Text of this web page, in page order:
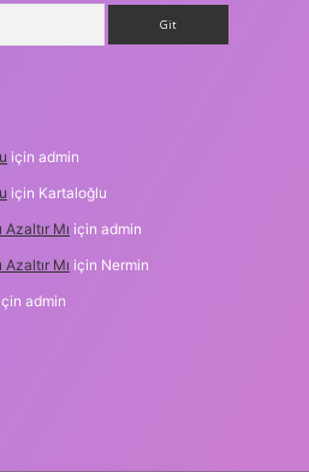
için admin
için Kartaloğlu
Mı için admin
Mı için Nermin
için admin